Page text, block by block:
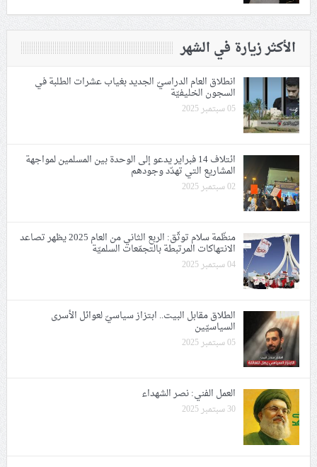
الأكثر زيارة في الشهر
انطلاق العام الدراسيّ الجديد بغياب عشرات الطلبة في
السجون الخليفيّة
05 سبتمبر 2025
ائتلاف 14 فبراير يدعو إلى الوحدة بين المسلمين لمواجهة
المشاريع التي تهدّد وجودهم
02 سبتمبر 2025
منظّمة سلام توثّق: اﻟﺮﺑﻊ اﻟﺜﺎﻧﻲ ﻣﻦ العام 2025 يظهر تصاعد
الانتهاكات المرتبطة بالتجمّعات السلميّة
04 سبتمبر 2025
الطلاق مقابل البيت.. ابتزاز سياسيّ لعوائل الأسرى
السياسيّين
05 سبتمبر 2025
العمل الفني: نصر الشهداء
30 سبتمبر 2025